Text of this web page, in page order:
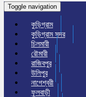
Toggle navigation
কুড়িগ্রাম
কুড়িগ্রাম সদর
চিলমারী
রৌমারী
রাজিবপুর
উলিপুর
নাগেশ্বরী
ফুলবাড়ী